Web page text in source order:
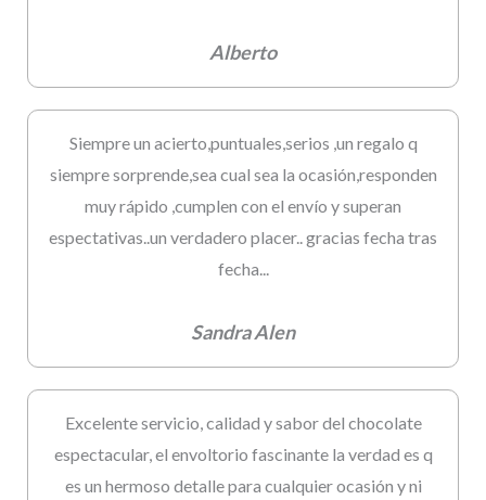
Alberto
Siempre un acierto,puntuales,serios ,un regalo q
siempre sorprende,sea cual sea la ocasión,responden
muy rápido ,cumplen con el envío y superan
espectativas..un verdadero placer.. gracias fecha tras
fecha...
Sandra Alen
Excelente servicio, calidad y sabor del chocolate
espectacular, el envoltorio fascinante la verdad es q
es un hermoso detalle para cualquier ocasión y ni